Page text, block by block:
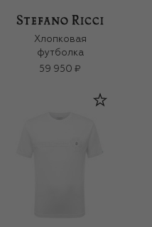
Хлопковая
футболка
59 950 ₽